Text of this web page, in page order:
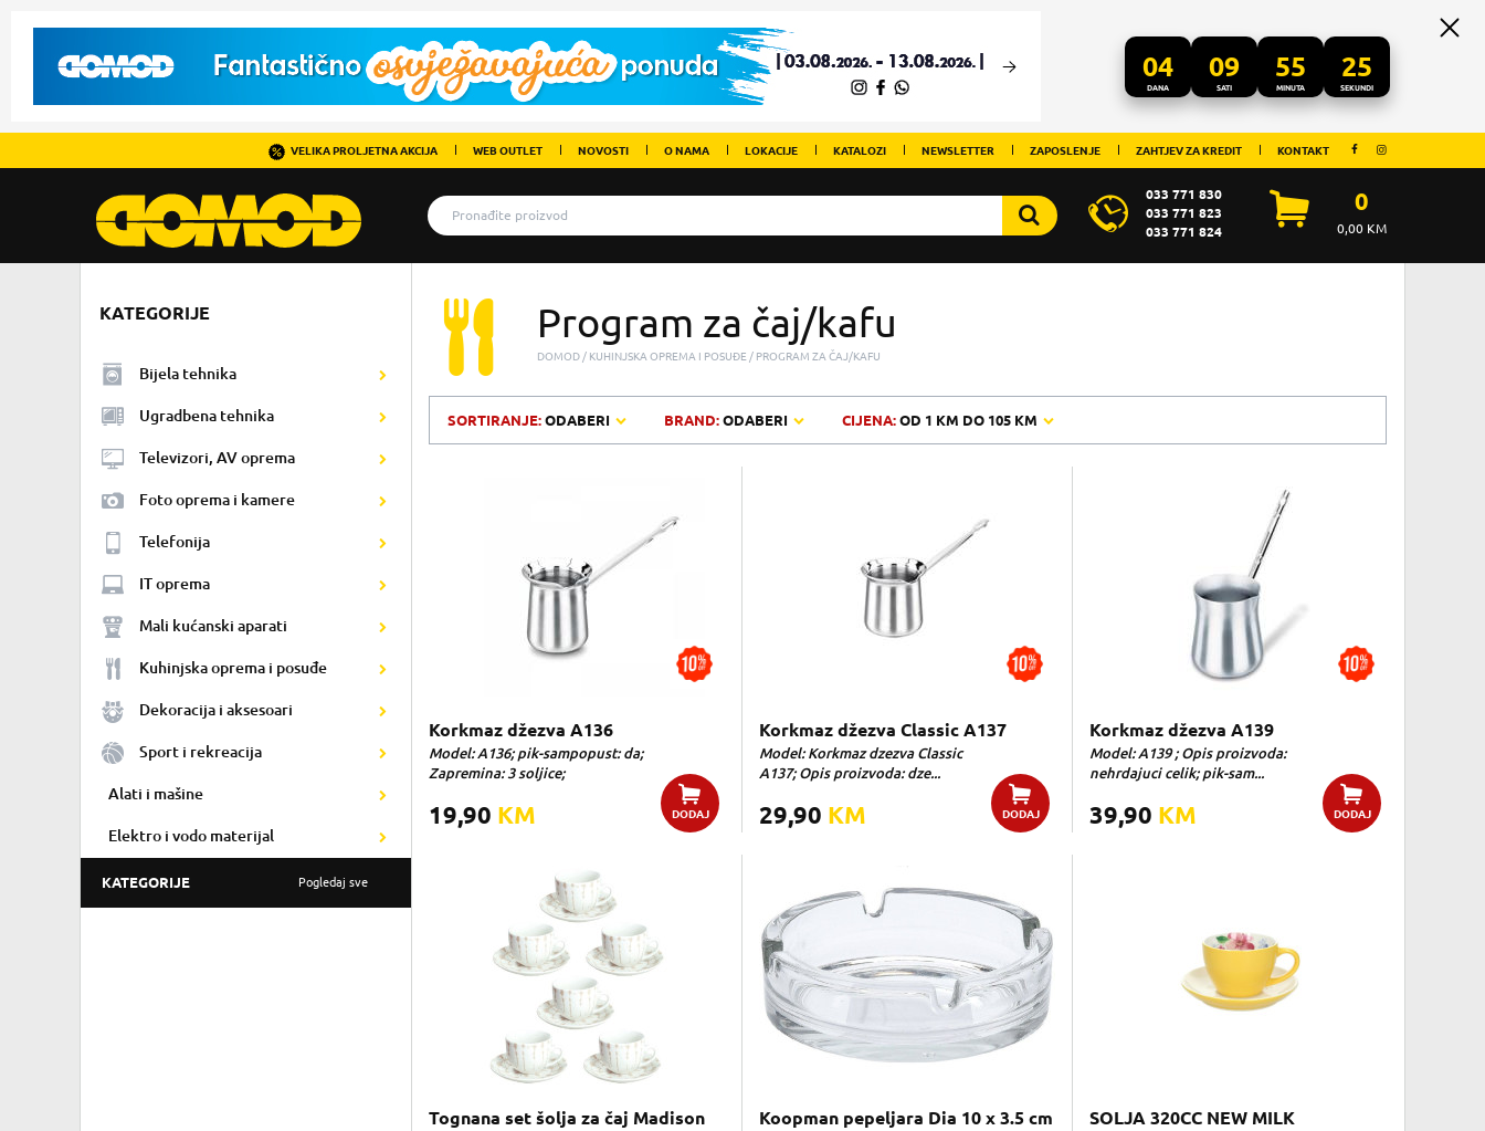
04
DANA
09
SATI
55
MINUTA
25
SEKUNDI
VELIKA PROLJETNA AKCIJA WEB OUTLET NOVOSTI O NAMA LOKACIJE KATALOZI NEWSLETTER ZAPOSLENJE ZAHTJEV ZA KREDIT KONTAKT
033 771 830
033 771 823
033 771 824
0
0,00KM
KATEGORIJE
Bijela tehnika
Ugradbena tehnika
Televizori, AV oprema
Foto oprema i kamere
Telefonija
IT oprema
Mali kućanski aparati
Kuhinjska oprema i posuđe
Dekoracija i aksesoari
Sport i rekreacija
Alati i mašine
Elektro i vodo materijal
KATEGORIJE Pogledaj sve
Program za čaj/kafu
DOMOD KUHINJSKA OPREMA I POSUĐE PROGRAM ZA ČAJ/KAFU
SORTIRANJE:ODABERI BRAND:ODABERI CIJENA:OD 1 KM DO 105 KM
Korkmaz džezva A136
Model: A136; pik-sampopust: da;
Zapremina: 3 soljice;
19,90 KM DODAJ
Korkmaz džezva Classic A137
Model: Korkmaz dzezva Classic
A137; Opis proizvoda: dze...
29,90 KM DODAJ
Korkmaz džezva A139
Model: A139 ; Opis proizvoda:
nehrdajuci celik; pik-sam...
39,90 KM DODAJ
Tognana set šolja za čaj Madison
Koopman pepeljara Dia 10 x 3.5 cm
SOLJA 320CC NEW MILK